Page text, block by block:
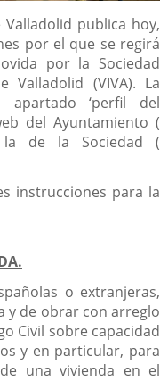
publica hoy,
por el que se regirá
por la Sociedad
Valladolid (VIVA). La
‘perfil del
del Ayuntamiento (
de la Sociedad (
instrucciones para la
o extranjeras,
y de obrar con arreglo
Civil sobre capacidad
y en particular, para
una vivienda en el